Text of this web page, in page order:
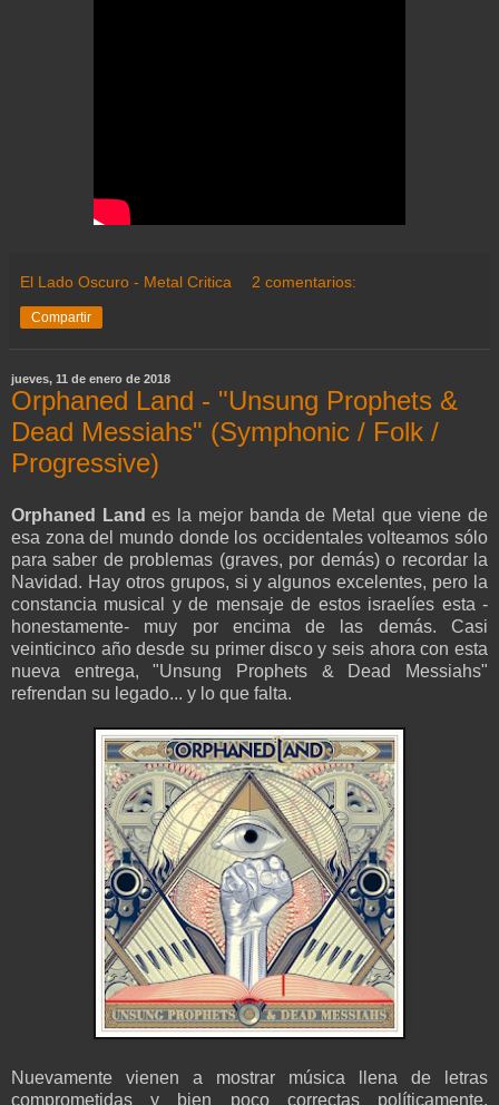
El Lado Oscuro - Metal Critica 2 comentarios:
Compartir
jueves, 11 de enero de 2018
Orphaned Land - "Unsung Prophets &
Dead Messiahs" (Symphonic / Folk /
Progressive)
Orphaned Land es la mejor banda de Metal que viene de
esa zona del mundo donde los occidentales volteamos sólo
para saber de problemas (graves, por demás) o recordar la
Navidad. Hay otros grupos, si y algunos excelentes, pero la
constancia musical y de mensaje de estos israelíes esta -
honestamente- muy por encima de las demás. Casi
veinticinco año desde su primer disco y seis ahora con esta
nueva entrega, "Unsung Prophets & Dead Messiahs"
refrendan su legado... y lo que falta.
Nuevamente vienen a mostrar música llena de letras
comprometidas y bien poco correctas políticamente.